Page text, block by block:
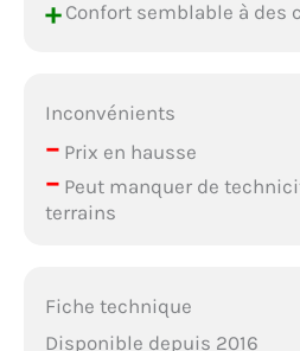
+Confort semblable à des
Inconvénients
–Prix en hausse
–Peut manquer de
terrains
Fiche technique
Disponible depuis 2016